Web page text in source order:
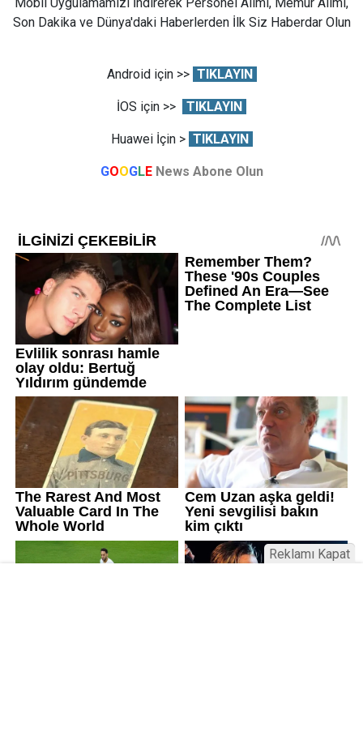
Son Dakika ve Dünya'daki Haberlerden İlk Siz Haberdar Olun
Android için >> TIKLAYIN
İOS için >> TIKLAYIN
Huawei İçin > TIKLAYIN
GOOGLE News Abone Olun
Reklamı Kapat